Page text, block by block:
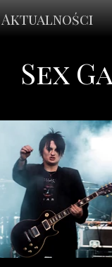
Aktualności
Sex